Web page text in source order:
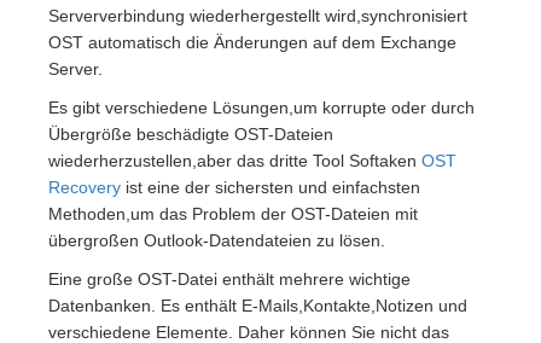
Serververbindung wiederhergestellt wird,synchronisiert
OST automatisch die Änderungen auf dem Exchange
Server.
Es gibt verschiedene Lösungen,um korrupte oder durch
Übergröße beschädigte OST-Dateien
wiederherzustellen,aber das dritte Tool Softaken OST
Recovery ist eine der sichersten und einfachsten
Methoden,um das Problem der OST-Dateien mit
übergroßen Outlook-Datendateien zu lösen.
Eine große OST-Datei enthält mehrere wichtige
Datenbanken. Es enthält E-Mails,Kontakte,Notizen und
verschiedene Elemente. Daher können Sie nicht das